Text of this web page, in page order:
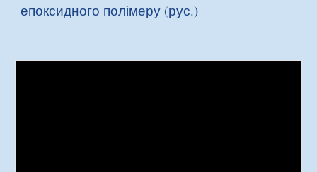
епоксидного полімеру (рус.)